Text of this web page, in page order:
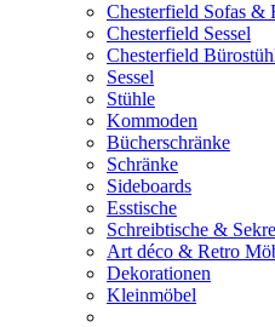
Chesterfield Sofas &
Chesterfield Sessel
Chesterfield
Sessel
Stühle
Kommoden
Bücherschränke
Schränke
Sideboards
Esstische
Schreibtische &
Art déco & Retro
Dekorationen
Kleinmöbel